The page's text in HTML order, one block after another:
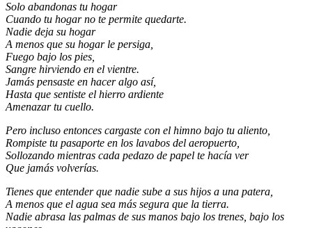
Solo abandonas tu hogar
Cuando tu hogar no te permite quedarte.
Nadie deja su hogar
A menos que su hogar le persiga,
Fuego bajo los pies,
Sangre hirviendo en el vientre.
Jamás pensaste en hacer algo así,
Hasta que sentiste el hierro ardiente
Amenazar tu cuello.
Pero incluso entonces cargaste con el himno bajo tu aliento,
Rompiste tu pasaporte en los lavabos del aeropuerto,
Sollozando mientras cada pedazo de papel te hacía ver
Que jamás volverías.
Tienes que entender que nadie sube a sus hijos a una patera,
A menos que el agua sea más segura que la tierra.
Nadie abrasa las palmas de sus manos bajo los trenes, bajo los